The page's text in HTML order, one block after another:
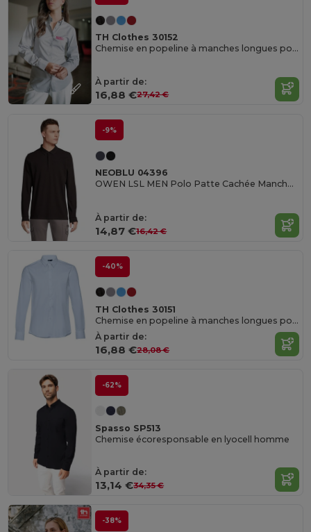
TH Clothes 30152
Chemise en popeline à manches longues pour femmes
À partir de:
16,88 €27,42 €
-9%
NEOBLU 04396
OWEN LSL MEN Polo Patte Cachée Manches Longues Homme
À partir de:
14,87 €16,42 €
-40%
TH Clothes 30151
Chemise en popeline à manches longues pour hommes
À partir de:
16,88 €28,08 €
-62%
Spasso SP513
Chemise écoresponsable en lyocell homme
À partir de:
13,14 €34,35 €
-38%